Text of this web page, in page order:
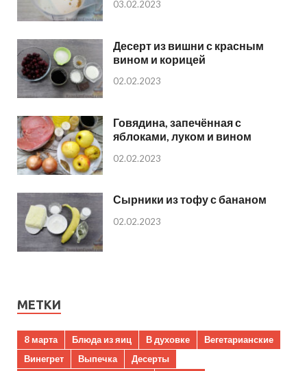
03.02.2023
Десерт из вишни с красным
вином и корицей
02.02.2023
Говядина, запечённая с
яблоками, луком и вином
02.02.2023
Сырники из тофу с бананом
02.02.2023
МЕТКИ
8 марта Блюда из яиц В духовке
Вегетарианские
Винегрет
Выпечка
Десерты